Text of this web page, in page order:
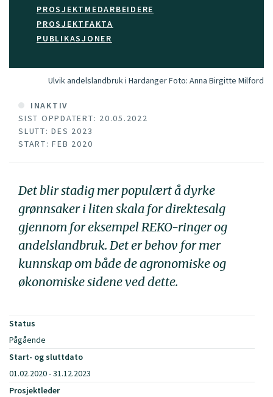
PROSJEKTMEDARBEIDERE
PROSJEKTFAKTA
PUBLIKASJONER
Ulvik andelslandbruk i HardangerFoto: Anna Birgitte Milford
INAKTIV
SIST OPPDATERT: 20.05.2022
SLUTT: DES 2023
START: FEB 2020
Det blir stadig mer populært å dyrke
grønnsaker i liten skala for direktesalg
gjennom for eksempel REKO-ringer og
andelslandbruk. Det er behov for mer
kunnskap om både de agronomiske og
økonomiske sidene ved dette.
Status
Pågående
Start- og sluttdato
01.02.2020 - 31.12.2023
Prosjektleder